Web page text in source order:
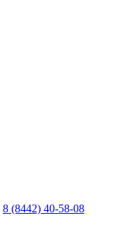
8 (8442) 40-58-08